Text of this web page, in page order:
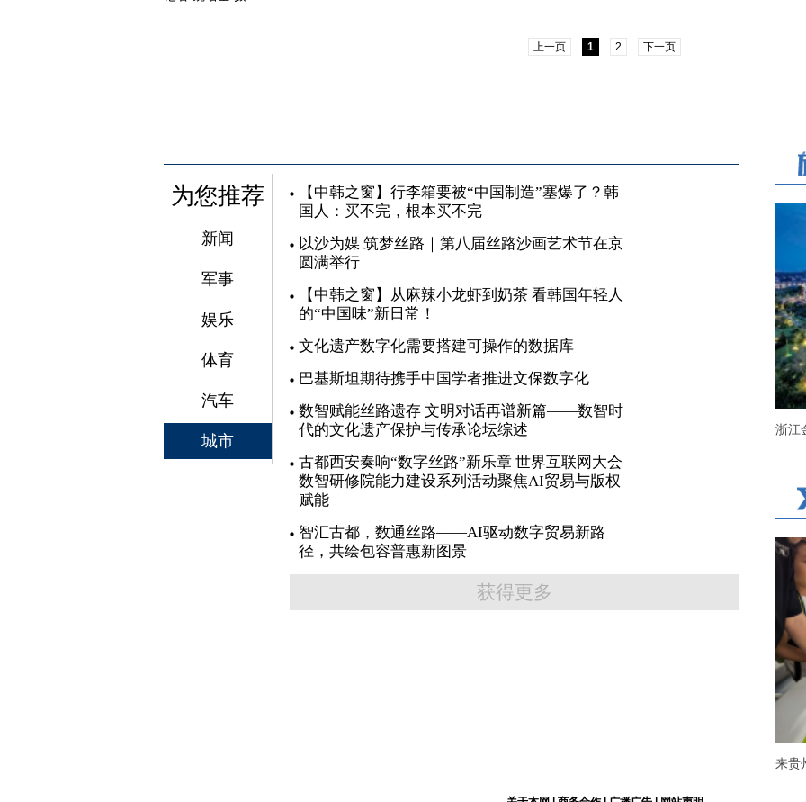
上一页 1 2 下一页
为您推荐
新闻
军事
娱乐
体育
汽车
城市
【中韩之窗】行李箱要被“中国制造”塞爆了？韩
国人：买不完，根本买不完
以沙为媒 筑梦丝路｜第八届丝路沙画艺术节在京
圆满举行
【中韩之窗】从麻辣小龙虾到奶茶 看韩国年轻人
的“中国味”新日常！
文化遗产数字化需要搭建可操作的数据库
巴基斯坦期待携手中国学者推进文保数字化
数智赋能丝路遗存 文明对话再谱新篇——数智时
代的文化遗产保护与传承论坛综述
古都西安奏响“数字丝路”新乐章 世界互联网大会
数智研修院能力建设系列活动聚焦AI贸易与版权
赋能
智汇古都，数通丝路——AI驱动数字贸易新路
径，共绘包容普惠新图景
获得更多
浙江
来贵